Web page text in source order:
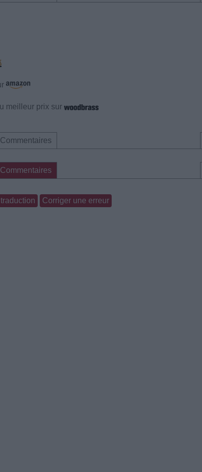
meilleur prix sur
Commentaires
Commentaires
Corriger une erreur